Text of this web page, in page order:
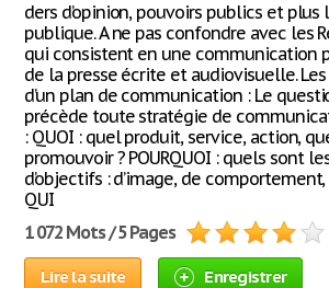
ders d’opinion, pouvoirs publics et
publique. A ne pas confondre avec les
qui consistent en une communication
de la presse écrite et audiovisuelle.
d’un plan de communication : Le
précède toute stratégie de
: QUOI : quel produit, service, action,
promouvoir ? POURQUOI : quels sont
d’objectifs : d’image, de
QUI
1 072 Mots / 5 Pages
Lire la suite Enregistrer